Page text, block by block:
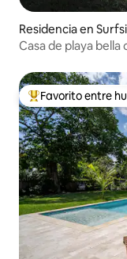
Residencia en
Casa de playa
De los mejores en
Favorito entre